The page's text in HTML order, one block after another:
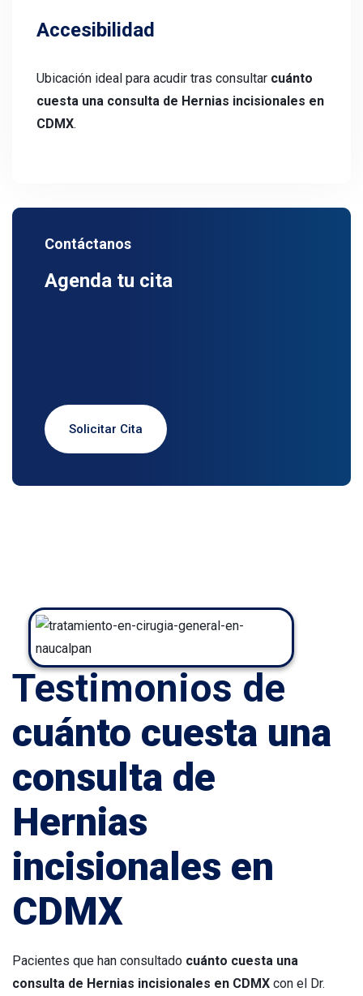
Accesibilidad
Ubicación ideal para acudir tras consultar cuánto
cuesta una consulta de Hernias incisionales en
CDMX.
Contáctanos
Agenda tu cita
Solicitar Cita
Testimonios de
cuánto cuesta una
consulta de
Hernias
incisionales en
CDMX
Pacientes que han consultado cuánto cuesta una
consulta de Hernias incisionales en CDMX con el Dr.